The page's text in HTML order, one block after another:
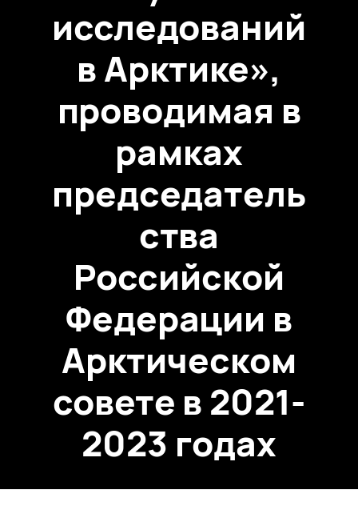
исследований
в Арктике»,
проводимая в
рамках
председатель
ства
Российской
Федерации в
Арктическом
совете в 2021-
2023 годах